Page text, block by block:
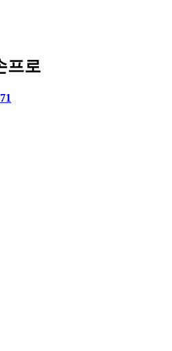
프로